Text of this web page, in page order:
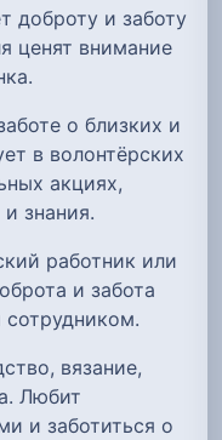
доброту и заботу
ценят внимание
о близких и
в волонтёрских
акциях,
знания.
работник или
и забота
вязание,
Любит
и заботиться о